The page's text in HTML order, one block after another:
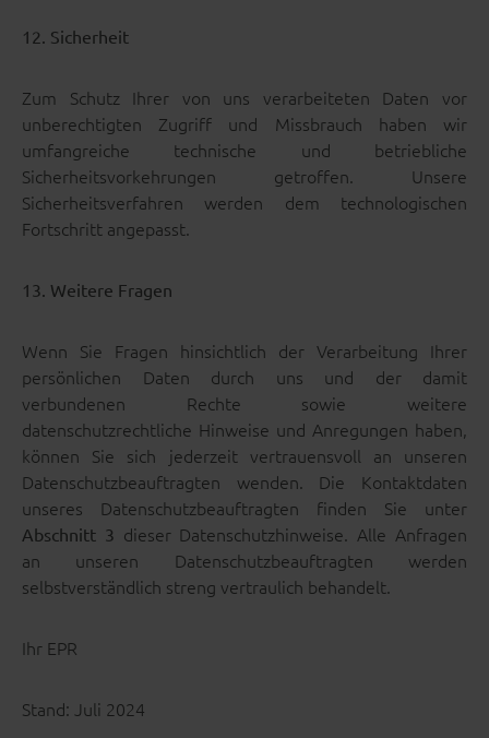
12. Sicherheit
Zum Schutz Ihrer von uns verarbeiteten Daten vor
unberechtigten Zugriff und Missbrauch haben wir
umfangreiche technische und betriebliche
Sicherheitsvorkehrungen getroffen. Unsere
Sicherheitsverfahren werden dem technologischen
Fortschritt angepasst.
13. Weitere Fragen
Wenn Sie Fragen hinsichtlich der Verarbeitung Ihrer
persönlichen Daten durch uns und der damit
verbundenen Rechte sowie weitere
datenschutzrechtliche Hinweise und Anregungen haben,
können Sie sich jederzeit vertrauensvoll an unseren
Datenschutzbeauftragten wenden. Die Kontaktdaten
unseres Datenschutzbeauftragten finden Sie unter
Abschnitt 3 dieser Datenschutzhinweise. Alle Anfragen
an unseren Datenschutzbeauftragten werden
selbstverständlich streng vertraulich behandelt.
Ihr EPR
Stand: Juli 2024